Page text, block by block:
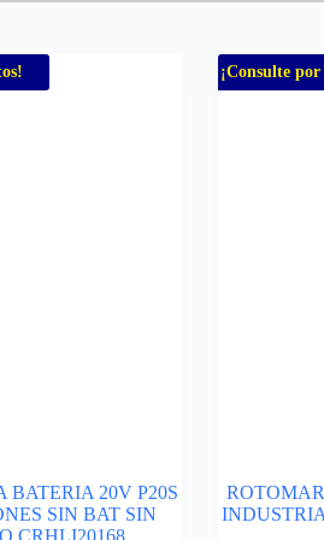
20V P20S
SIN BAT SIN
CRHLI20168
¡Consulte por